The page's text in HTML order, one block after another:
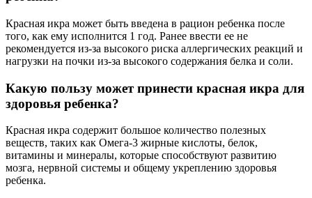
Красная икра может быть введена в рацион ребенка после
того, как ему исполнится 1 год. Ранее ввести ее не
рекомендуется из-за высокого риска аллергических реакций и
нагрузки на почки из-за высокого содержания белка и соли.
Какую пользу может принести красная икра для
здоровья ребенка?
Красная икра содержит большое количество полезных
веществ, таких как Омега-3 жирные кислоты, белок,
витамины и минералы, которые способствуют развитию
мозга, нервной системы и общему укреплению здоровья
ребенка.